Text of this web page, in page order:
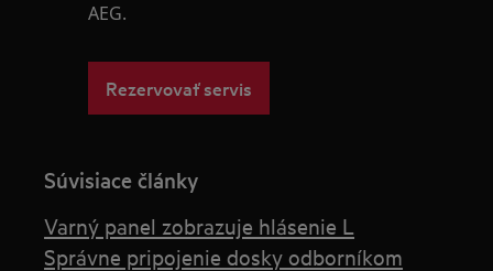
AEG.
Rezervovať servis
Súvisiace články
Varný panel zobrazuje hlásenie L
Správne pripojenie dosky odborníkom